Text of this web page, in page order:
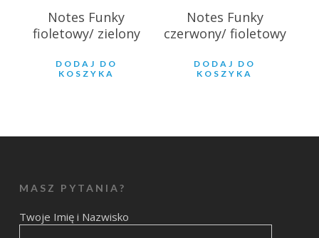
Notes Funky
fioletowy/ zielony
DODAJ DO
KOSZYKA
Notes Funky
czerwony/ fioletowy
DODAJ DO
KOSZYKA
MASZ PYTANIA?
Twoje Imię i Nazwisko